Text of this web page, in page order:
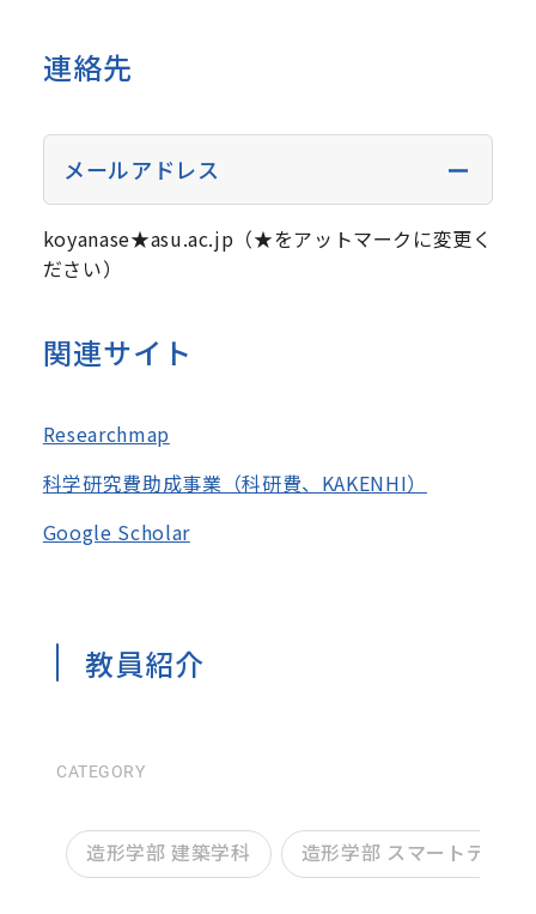
連絡先
メールアドレス
koyanase★asu.ac.jp（★をアットマークに変更く
ださい）
関連サイト
Researchmap
科学研究費助成事業（科研費、KAKENHI）
Google Scholar
教員紹介
CATEGORY
造形学部 建築学科 造形学部 スマートデザイ